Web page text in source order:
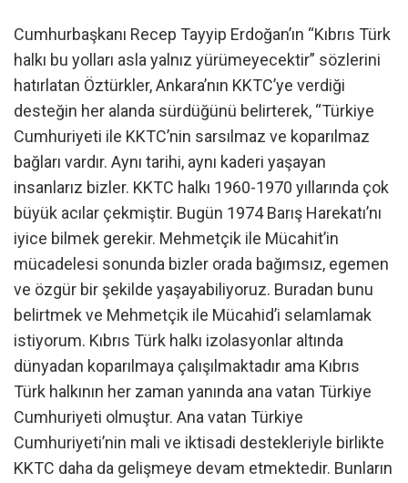
Cumhurbaşkanı Recep Tayyip Erdoğan’ın “Kıbrıs Türk
halkı bu yolları asla yalnız yürümeyecektir” sözlerini
hatırlatan Öztürkler, Ankara’nın KKTC’ye verdiği
desteğin her alanda sürdüğünü belirterek, “Türkiye
Cumhuriyeti ile KKTC’nin sarsılmaz ve koparılmaz
bağları vardır. Aynı tarihi, aynı kaderi yaşayan
insanlarız bizler. KKTC halkı 1960-1970 yıllarında çok
büyük acılar çekmiştir. Bugün 1974 Barış Harekatı’nı
iyice bilmek gerekir. Mehmetçik ile Mücahit’in
mücadelesi sonunda bizler orada bağımsız, egemen
ve özgür bir şekilde yaşayabiliyoruz. Buradan bunu
belirtmek ve Mehmetçik ile Mücahid’i selamlamak
istiyorum. Kıbrıs Türk halkı izolasyonlar altında
dünyadan koparılmaya çalışılmaktadır ama Kıbrıs
Türk halkının her zaman yanında ana vatan Türkiye
Cumhuriyeti olmuştur. Ana vatan Türkiye
Cumhuriyeti’nin mali ve iktisadi destekleriyle birlikte
KKTC daha da gelişmeye devam etmektedir. Bunların